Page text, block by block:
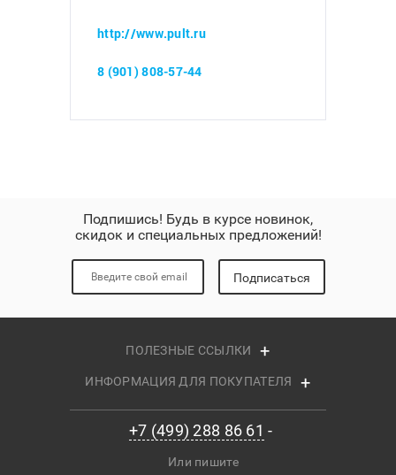
http://www.pult.ru
8 (901) 808-57-44
Подпишись! Будь в курсе новинок,
скидок и специальных предложений!
Подписаться
ПОЛЕЗНЫЕ ССЫЛКИ
ИНФОРМАЦИЯ ДЛЯ ПОКУПАТЕЛЯ
+7 (499) 288 86 61
Или пишите